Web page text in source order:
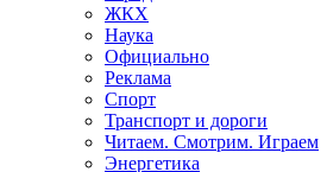
ЖКХ
Наука
Официально
Реклама
Спорт
Транспорт и дороги
Читаем. Смотрим. Играем
Энергетика